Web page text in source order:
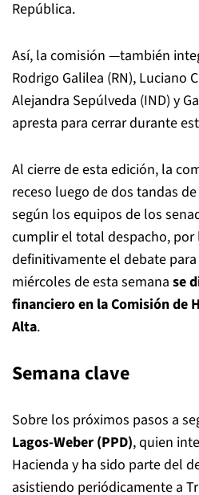
República.
Así, la comisión —también
Rodrigo Galilea (RN), Luciano
Alejandra Sepúlveda (IND) y
apresta para cerrar durante
Al cierre de esta edición, la
receso luego de dos tandas
según los equipos de los
cumplir el total despacho, por
definitivamente el debate
miércoles de esta semana se
financiero en la Comisión de
Alta.
Semana clave
Sobre los próximos pasos a
Lagos-Weber (PPD), quien
Hacienda y ha sido parte del
asistiendo periódicamente a